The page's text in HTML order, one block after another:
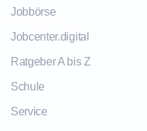
Jobbörse
Jobcenter.digital
Ratgeber A bis Z
Schule
Service